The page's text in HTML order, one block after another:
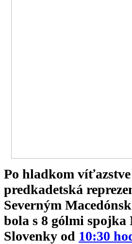
Po hladkom
predkadetská
Severným
bola s 8 gólmi
Slovenky od 10:30